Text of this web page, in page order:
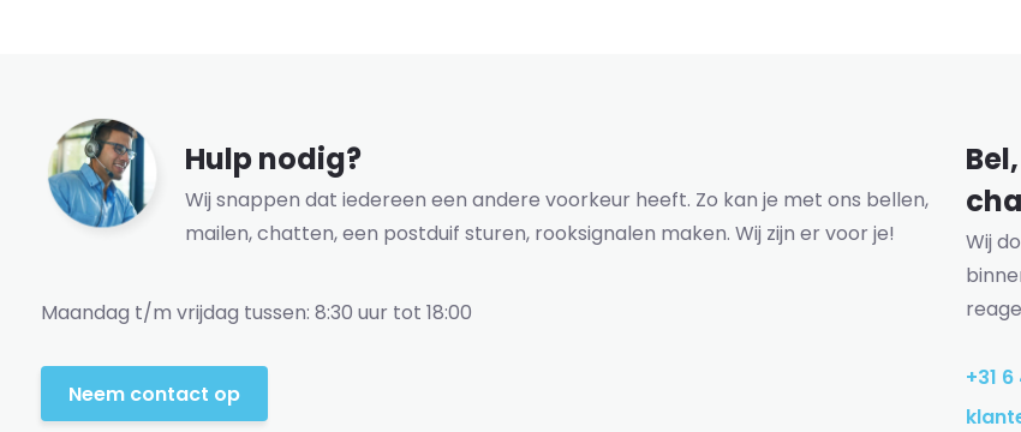
Hulp nodig?
Wij snappen dat iedereen een andere voorkeur heeft. Zo kan je met ons bellen,
mailen, chatten, een postduif sturen, rooksignalen maken. Wij zijn er voor je!
Maandag t/m vrijdag tussen: 8:30 uur tot 18:00
Neem contact op
Wij
+31